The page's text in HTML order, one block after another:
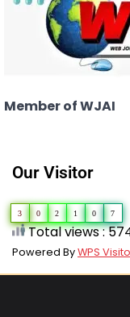
Member of WJAI
Our Visitor
3 0 2 1 0 7
Total views :
Powered ByWPS